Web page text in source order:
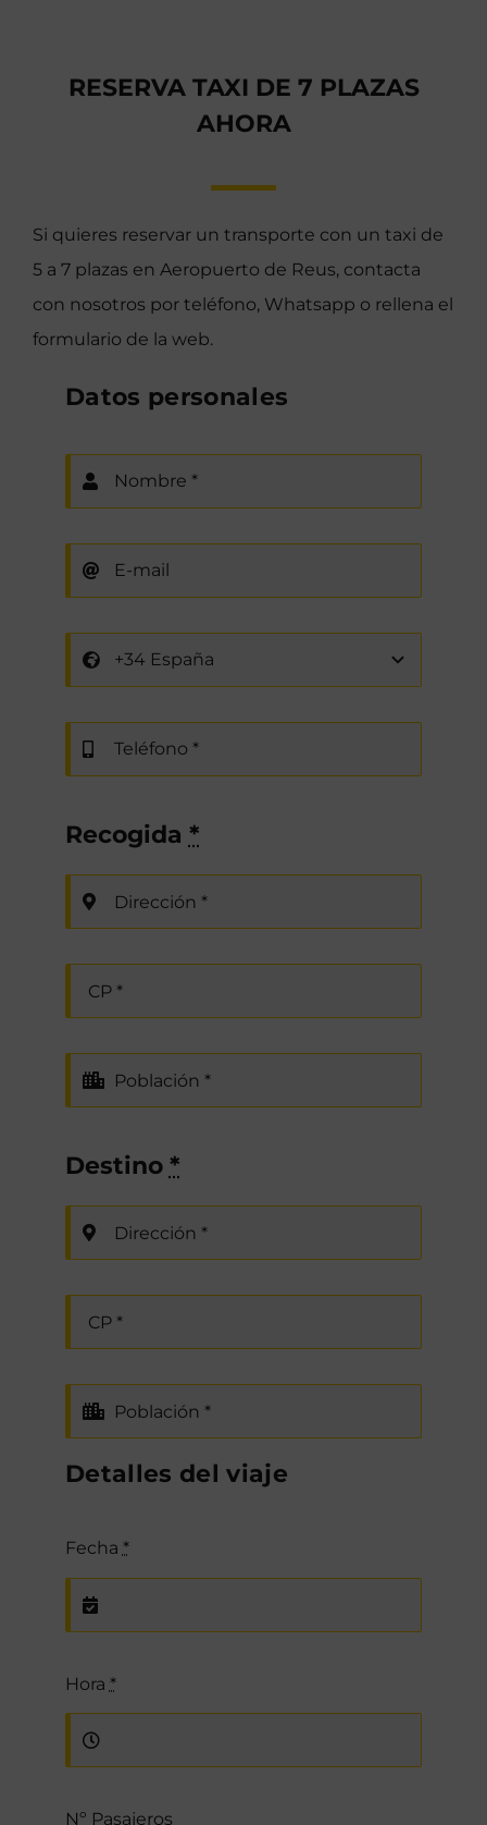
RESERVA TAXI DE 7 PLAZAS
AHORA
Si quieres reservar un transporte con un taxi de
5 a 7 plazas en Aeropuerto de Reus, contacta
con nosotros por teléfono, Whatsapp o rellena el
formulario de la web.
Datos personales
Recogida *
Destino *
Detalles del viaje
Fecha *
Hora *
Nº Pasajeros